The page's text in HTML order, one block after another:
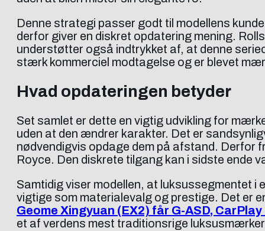
Denne strategi passer godt til modellens
derfor giver en diskret opdatering mening.
understøtter også indtrykket af, at denne
stærk kommerciel modtagelse og er blevet
Hvad opdateringen betyder
Set samlet er dette en vigtig udvikling for
uden at den ændrer karakter. Det er
nødvendigvis opdage dem på afstand.
Royce. Den diskrete tilgang kan i sidste ende
Samtidig viser modellen, at luksussegmentet i
vigtige som materialevalg og prestige. Det er
Geome Xingyuan (EX2) får G-ASD,
et af verdens mest traditionsrige